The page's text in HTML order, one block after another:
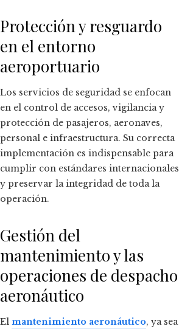
Protección y resguardo
en el entorno
aeroportuario
Los servicios de seguridad se enfocan
en el control de accesos, vigilancia y
protección de pasajeros, aeronaves,
personal e infraestructura. Su correcta
implementación es indispensable para
cumplir con estándares internacionales
y preservar la integridad de toda la
operación.
Gestión del
mantenimiento y las
operaciones de despacho
aeronáutico
El mantenimiento aeronáutico, ya sea